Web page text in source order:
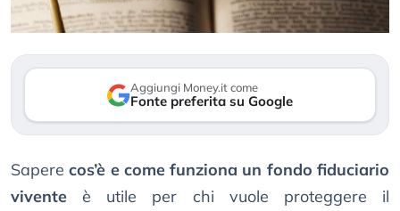
Aggiungi Money.it come
Fonte preferita su Google
Saperecos’è e come funziona un fondo fiduciario
vivente è utile per chi vuole proteggere il